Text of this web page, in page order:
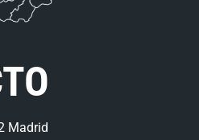
Madrid